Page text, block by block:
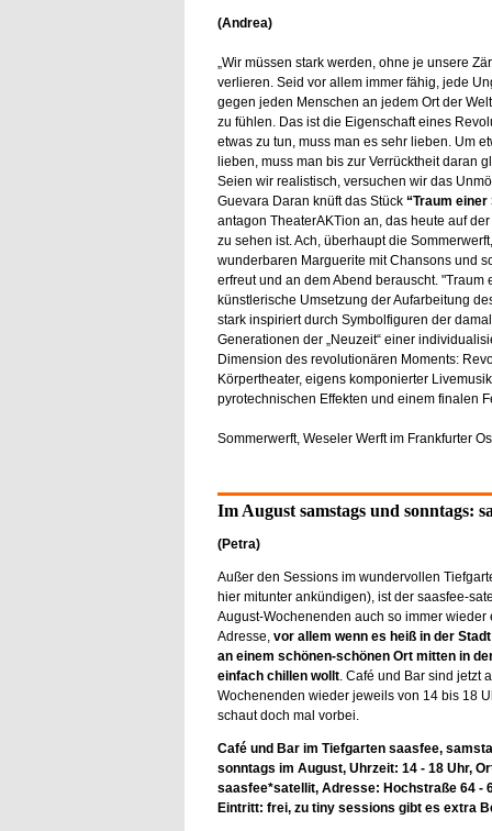
(Andrea)
„Wir müssen stark werden, ohne je unsere
verlieren. Seid vor allem immer fähig, jede
gegen jeden Menschen an jedem Ort der
zu fühlen. Das ist die Eigenschaft eines
etwas zu tun, muss man es sehr lieben. Um
lieben, muss man bis zur Verrücktheit daran
Seien wir realistisch, versuchen wir das
Guevara Daran knüft das Stück “Traum
antagon TheaterAKTion an, das heute auf
zu sehen ist. Ach, überhaupt die
wunderbaren Marguerite mit Chansons und
erfreut und an dem Abend berauscht.
künstlerische Umsetzung der Aufarbeitung
stark inspiriert durch Symbolfiguren der
Generationen der „Neuzeit“ einer
Dimension des revolutionären Moments:
Körpertheater, eigens komponierter
pyrotechnischen Effekten und einem finalen
Sommerwerft, Weseler Werft im Frankfurter
Im August samstags und sonntags:
(Petra)
Außer den Sessions im wundervollen
hier mitunter ankündigen), ist der saasfee-
August-Wochenenden auch so immer wieder
Adresse, vor allem wenn es heiß in der
an einem schönen-schönen Ort mitten in
einfach chillen wollt. Café und Bar sind jetzt
Wochenenden wieder jeweils von 14 bis 18
schaut doch mal vorbei.
Café und Bar im Tiefgarten saasfee,
sonntags im August, Uhrzeit: 14 - 18 Uhr,
saasfee*satellit, Adresse: Hochstraße 64 -
Eintritt: frei, zu tiny sessions gibt es extra